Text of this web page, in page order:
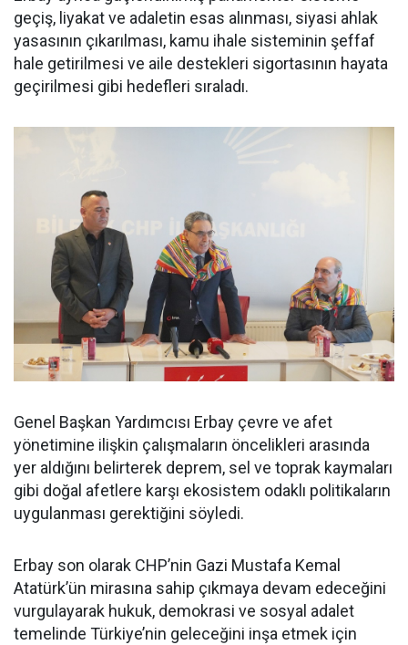
geçiş, liyakat ve adaletin esas alınması, siyasi ahlak
yasasının çıkarılması, kamu ihale sisteminin şeffaf
hale getirilmesi ve aile destekleri sigortasının hayata
geçirilmesi gibi hedefleri sıraladı.
Genel Başkan Yardımcısı Erbay çevre ve afet
yönetimine ilişkin çalışmaların öncelikleri arasında
yer aldığını belirterek deprem, sel ve toprak kaymaları
gibi doğal afetlere karşı ekosistem odaklı politikaların
uygulanması gerektiğini söyledi.
Erbay son olarak CHP’nin Gazi Mustafa Kemal
Atatürk’ün mirasına sahip çıkmaya devam edeceğini
vurgulayarak hukuk, demokrasi ve sosyal adalet
temelinde Türkiye’nin geleceğini inşa etmek için